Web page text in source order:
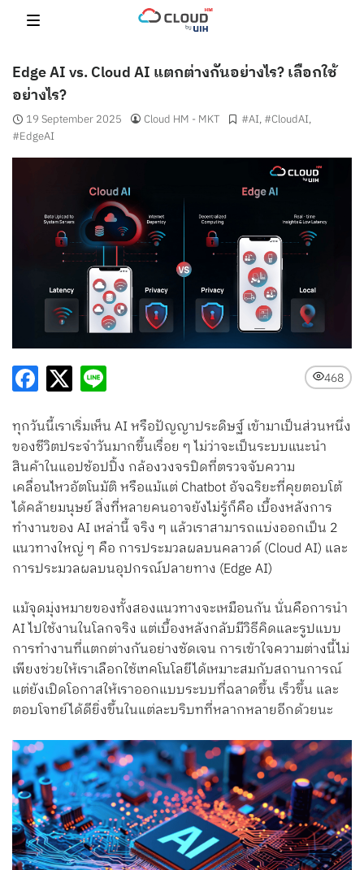
Search
for:
Edge AI vs. Cloud AI แตกต่างกันอย่างไร? เลือกใช้
อย่างไร?
19 September 2025 Cloud HM - MKT #AI,#CloudAI,
#EdgeAI
468
ทุกวันนี้เราเริ่มเห็น AI หรือปัญญาประดิษฐ์ เข้ามาเป็นส่วนหนึ่ง
ของชีวิตประจำวันมากขึ้นเรื่อย ๆ ไม่ว่าจะเป็นระบบแนะนำ
สินค้าในแอปช้อปปิ้ง กล้องวงจรปิดที่ตรวจจับความ
เคลื่อนไหวอัตโนมัติ หรือแม้แต่ Chatbot อัจฉริยะที่คุยตอบโต้
ได้คล้ายมนุษย์ สิ่งที่หลายคนอาจยังไม่รู้ก็คือ เบื้องหลังการ
ทำงานของ AI เหล่านี้ จริง ๆ แล้วเราสามารถแบ่งออกเป็น 2
แนวทางใหญ่ ๆ คือ การประมวลผลบนคลาวด์ (Cloud AI) และ
การประมวลผลบนอุปกรณ์ปลายทาง (Edge AI)
แม้จุดมุ่งหมายของทั้งสองแนวทางจะเหมือนกัน นั่นคือการนำ
AI ไปใช้งานในโลกจริง แต่เบื้องหลังกลับมีวิธีคิดและรูปแบบ
การทำงานที่แตกต่างกันอย่างชัดเจน การเข้าใจความต่างนี้ไม่
เพียงช่วยให้เราเลือกใช้เทคโนโลยีได้เหมาะสมกับสถานการณ์
แต่ยังเปิดโอกาสให้เราออกแบบระบบที่ฉลาดขึ้น เร็วขึ้น และ
ตอบโจทย์ได้ดียิ่งขึ้นในแต่ละบริบทที่หลากหลายอีกด้วยนะ